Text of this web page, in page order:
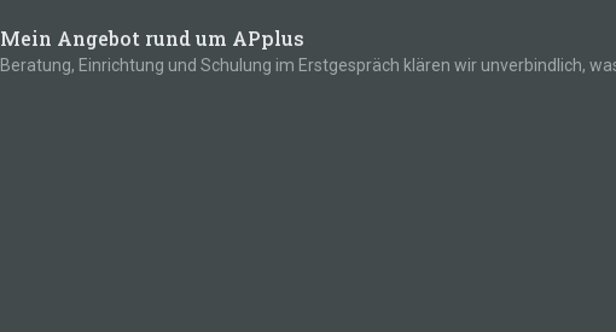
Mein Angebot rund um APplus
Beratung, Einrichtung und Schulung im Erstgespräch klären wir unverbindlich,